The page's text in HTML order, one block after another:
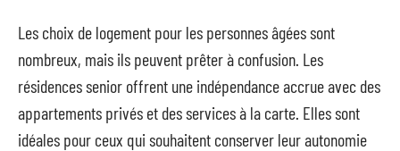
Les choix de logement pour les personnes âgées sont
nombreux, mais ils peuvent prêter à confusion. Les
résidences senior offrent une indépendance accrue avec des
appartements privés et des services à la carte. Elles sont
idéales pour ceux qui souhaitent conserver leur autonomie